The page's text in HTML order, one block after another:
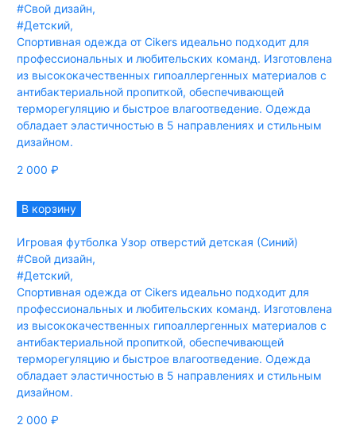
#Свой дизайн,
#Детский,
Спортивная одежда от Cikers идеально подходит для
профессиональных и любительских команд. Изготовлена
из высококачественных гипоаллергенных материалов с
антибактериальной пропиткой, обеспечивающей
терморегуляцию и быстрое влагоотведение. Одежда
обладает эластичностью в 5 направлениях и стильным
дизайном.
2 000 ₽
В корзину
Игровая футболка Узор отверстий детская (Синий)
#Свой дизайн,
#Детский,
Спортивная одежда от Cikers идеально подходит для
профессиональных и любительских команд. Изготовлена
из высококачественных гипоаллергенных материалов с
антибактериальной пропиткой, обеспечивающей
терморегуляцию и быстрое влагоотведение. Одежда
обладает эластичностью в 5 направлениях и стильным
дизайном.
2 000 ₽